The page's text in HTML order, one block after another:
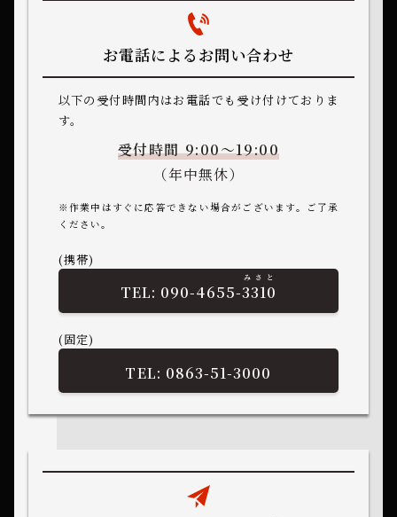
お電話によるお問い合わせ
以下の受付時間内はお電話でも受け付けておりま
す。
受付時間 9:00～19:00
（年中無休）
※作業中はすぐに応答できない場合がございます。ご了承
ください。
(携帯)
090-4655-3310
みさと
(固定)
0863-51-3000